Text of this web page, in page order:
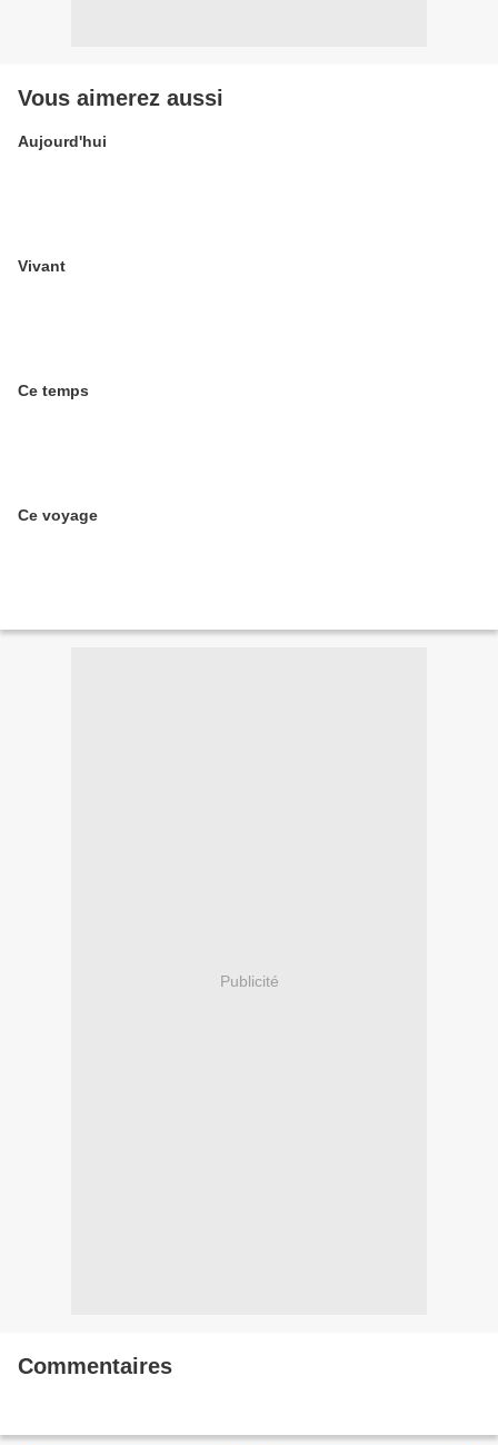
Vous aimerez aussi
Aujourd'hui
Vivant
Ce temps
Ce voyage
Publicité
Commentaires